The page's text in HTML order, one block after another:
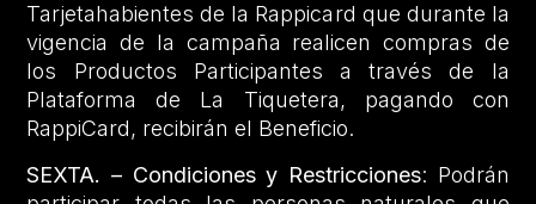
Tarjetahabientes de la Rappicard que durante la
vigencia de la campaña realicen compras de
los Productos Participantes a través de la
Plataforma de La Tiquetera, pagando con
RappiCard, recibirán el Beneficio.
SEXTA. – Condiciones y Restricciones: Podrán